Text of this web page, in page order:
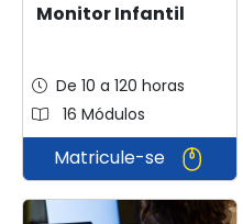
Monitor Infantil
De 10 a 120 horas
16 Módulos
Matricule-se